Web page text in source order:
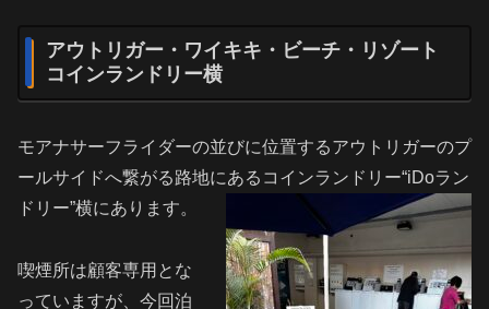
アウトリガー・ワイキキ・ビーチ・リゾート
コインランドリー横
モアナサーフライダーの並びに位置するアウトリガーのプ
ールサイドへ繋がる路地にあるコインランドリー“iDoラン
ドリー”横にあります。
喫煙所は顧客専用とな
っていますが、今回泊